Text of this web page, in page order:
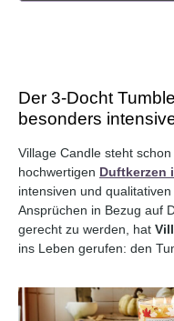
Der 3-Docht
besonders
Village Candle steht
hochwertigen Duftkerzen
intensiven und
Ansprüchen in Bezug auf
gerecht zu werden, hat
ins Leben gerufen: den